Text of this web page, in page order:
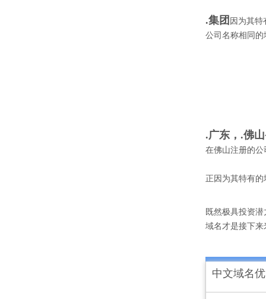
.集团 因为其
公司名称相同
.广东，.佛山
在佛山注册的
正因为其特有
既然极具投资
域名才是接下
中文域名